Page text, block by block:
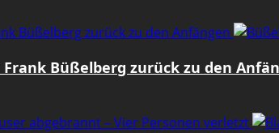
Büßelberg zurück zu den Anfängen
Büßelberg zurück zu den
abgebrannt – Vier Personen verletzt